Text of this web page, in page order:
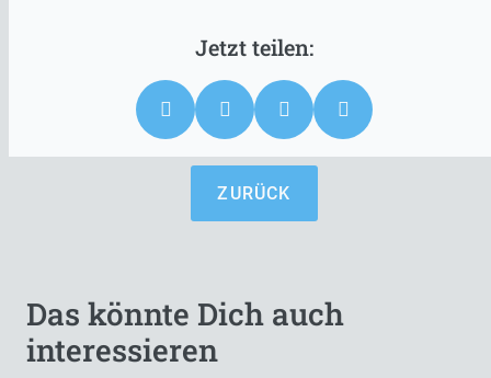
ZURÜCK
Das könnte Dich auch
interessieren